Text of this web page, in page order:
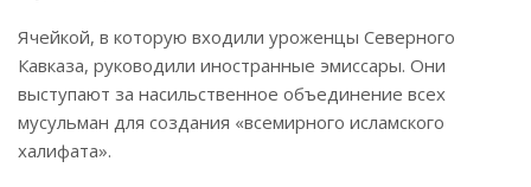
Ячейкой, в которую входили уроженцы Северного
Кавказа, руководили иностранные эмиссары. Они
выступают за насильственное объединение всех
мусульман для создания «всемирного исламского
халифата».